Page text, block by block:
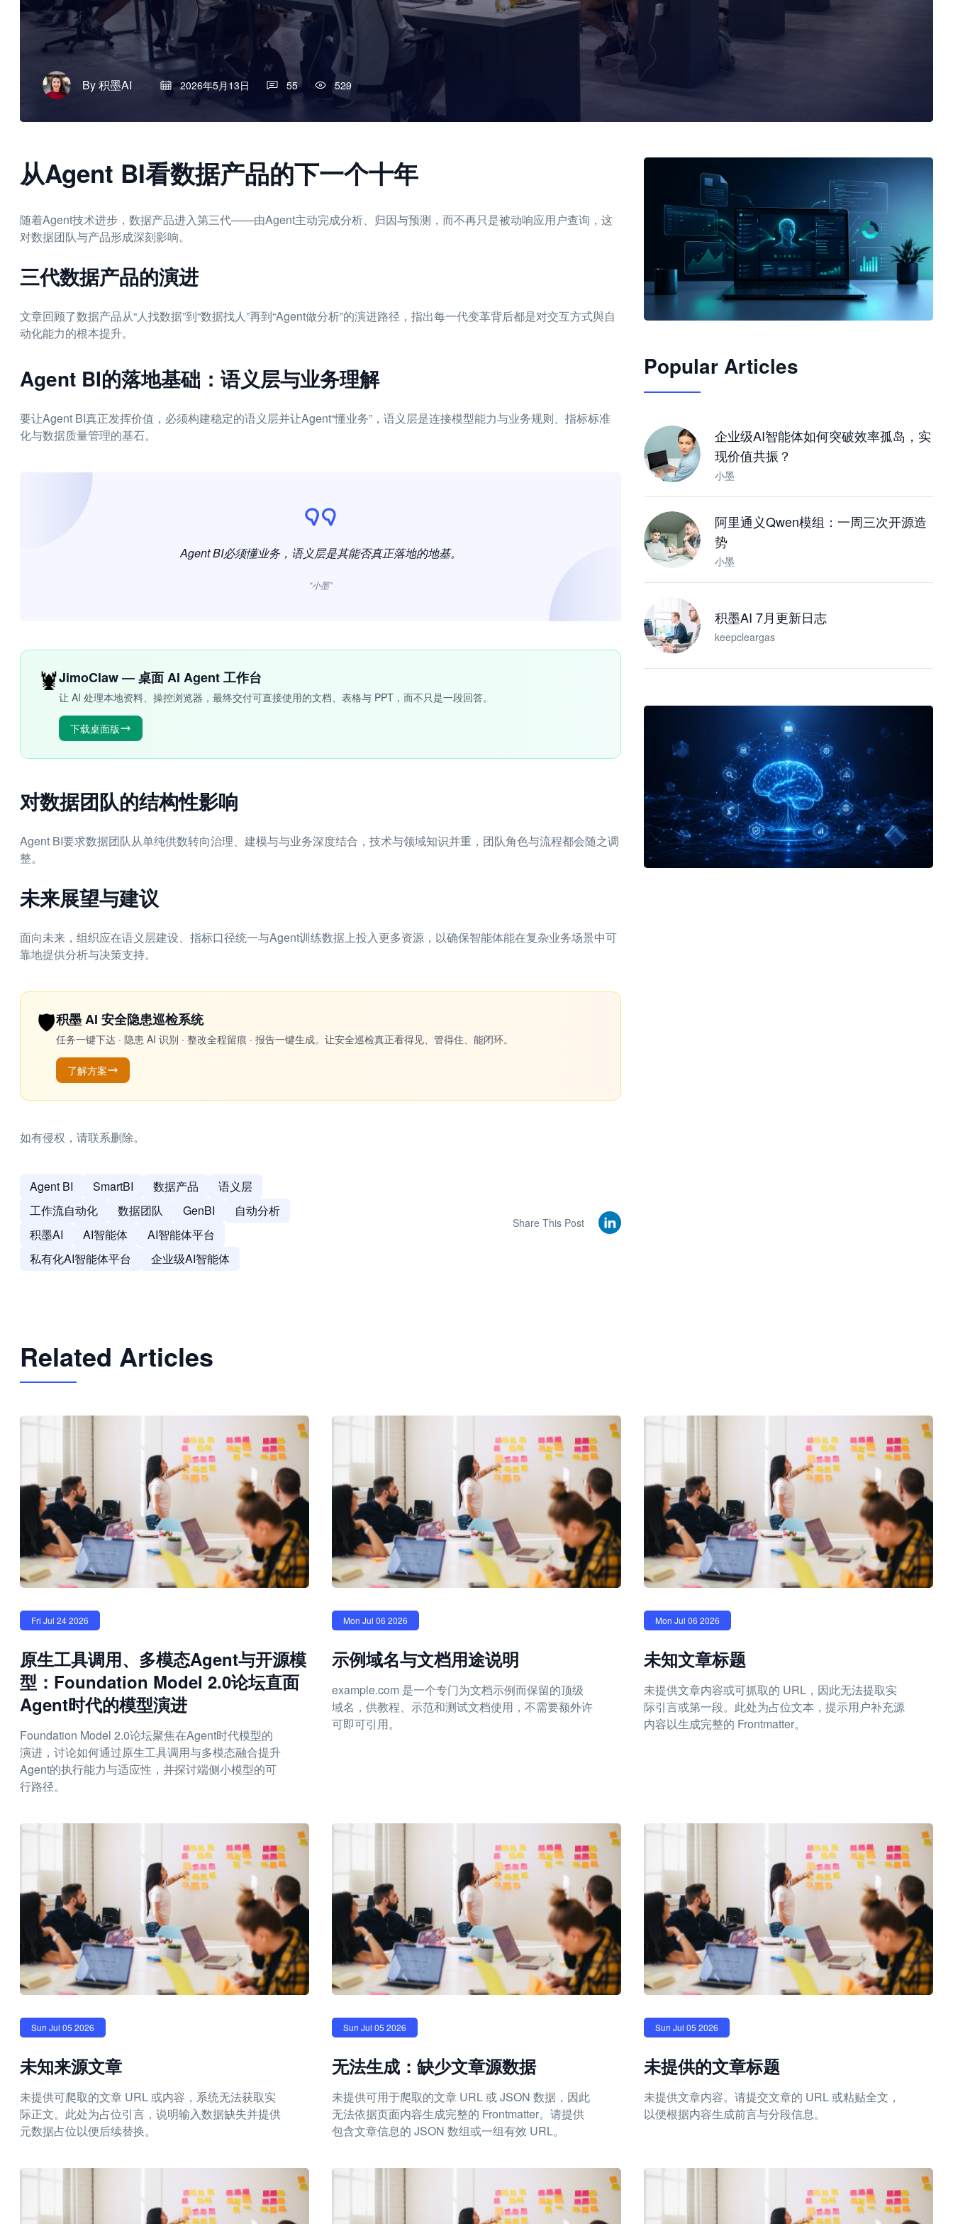
By积墨AI 2026年5月13日 55 529
从Agent BI看数据产品的下一个十年
随着Agent技术进步，数据产品进入第三代——由Agent主动完成分析、归因与预测，而不再只是被动响应用户查询，这
对数据团队与产品形成深刻影响。
三代数据产品的演进
文章回顾了数据产品从“人找数据”到“数据找人”再到“Agent做分析”的演进路径，指出每一代变革背后都是对交互方式與自
动化能力的根本提升。
Agent BI的落地基础：语义层与业务理解
要让Agent BI真正发挥价值，必须构建稳定的语义层并让Agent“懂业务”，语义层是连接模型能力与业务规则、指标标准
化与数据质量管理的基石。
Agent BI必须懂业务，语义层是其能否真正落地的地基。
“小墨”
🦞JimoClaw — 桌面 AI Agent 工作台
让 AI 处理本地资料、操控浏览器，最终交付可直接使用的文档、表格与 PPT，而不只是一段回答。
下载桌面版
对数据团队的结构性影响
Agent BI要求数据团队从单纯供数转向治理、建模与与业务深度结合，技术与领域知识并重，团队角色与流程都会随之调
整。
未来展望与建议
面向未来，组织应在语义层建设、指标口径统一与Agent训练数据上投入更多资源，以确保智能体能在复杂业务场景中可
靠地提供分析与决策支持。
🛡️积墨 AI 安全隐患巡检系统
任务一键下达 · 隐患 AI 识别 · 整改全程留痕 · 报告一键生成。让安全巡检真正看得见、管得住、能闭环。
了解方案
如有侵权，请联系删除。
Agent BI SmartBI 数据产品
语义层
工作流自动化
数据团队 GenBI
自动分析
积墨AI
AI智能体
AI智能体平台
私有化AI智能体平台
企业级AI智能体
Share This Post
JimoClaw 桌面 AI Agent 工作台
Popular Articles
企业级AI智能体如何突破效率孤岛，实
现价值共振？
小墨
阿里通义Qwen模组：一周三次开源造
势
小墨
积墨AI 7月更新日志
keepcleargas
Related Articles
Fri Jul 24 2026
原生工具调用、多模态Agent与开源模
型：Foundation Model 2.0论坛直面
Agent时代的模型演进
Foundation Model 2.0论坛聚焦在Agent时代模型的
演进，讨论如何通过原生工具调用与多模态融合提升
Agent的执行能力与适应性，并探讨端侧小模型的可
行路径。
Mon Jul 06 2026
示例域名与文档用途说明
example.com 是一个专门为文档示例而保留的顶级
域名，供教程、示范和测试文档使用，不需要额外许
可即可引用。
Mon Jul 06 2026
未知文章标题
未提供文章内容或可抓取的 URL，因此无法提取实
际引言或第一段。此处为占位文本，提示用户补充源
内容以生成完整的 Frontmatter。
Sun Jul 05 2026
未知来源文章
未提供可爬取的文章 URL 或内容，系统无法获取实
际正文。此处为占位引言，说明输入数据缺失并提供
元数据占位以便后续替换。
Sun Jul 05 2026
无法生成：缺少文章源数据
未提供可用于爬取的文章 URL 或 JSON 数据，因此
无法依据页面内容生成完整的 Frontmatter。请提供
包含文章信息的 JSON 数组或一组有效 URL。
Sun Jul 05 2026
未提供的文章标题
未提供文章内容。请提交文章的 URL 或粘贴全文，
以便根据内容生成前言与分段信息。